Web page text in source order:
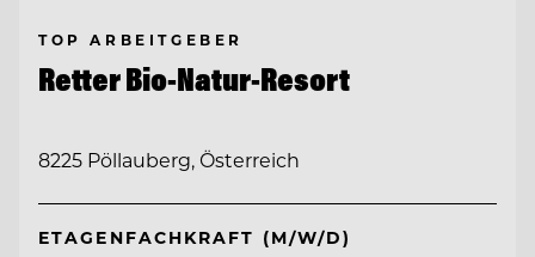
TOP ARBEITGEBER
Retter Bio-Natur-Resort
8225 Pöllauberg, Österreich
ETAGENFACHKRAFT (M/W/D)